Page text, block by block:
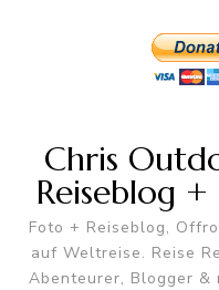
Chris
Reiseblog
Foto + Reiseblog,
auf Weltreise. Reise
Abenteurer, Blogger &